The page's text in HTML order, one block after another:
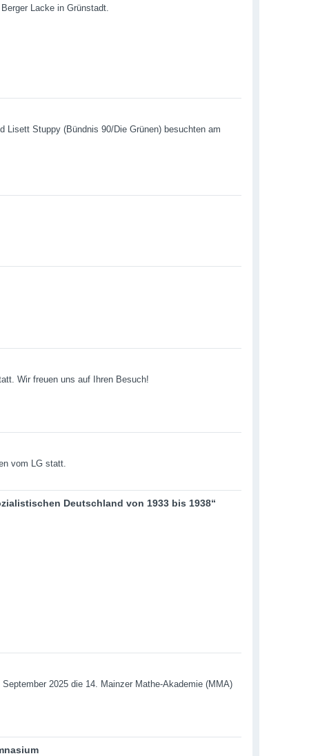
Lacke in Grünstadt.
Lisett Stuppy (Bündnis 90/Die Grünen) besuchten am
Wir freuen uns auf Ihren Besuch!
vom LG statt.
Deutschland von 1933 bis 1938“
2025 die 14. Mainzer Mathe-Akademie (MMA)